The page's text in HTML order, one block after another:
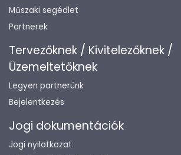
Műszaki segédlet
Partnerek
Tervezőknek / Kivitelezőknek /
Üzemeltetőknek
Legyen partnerünk
Bejelentkezés
Jogi dokumentációk
Jogi nyilatkozat